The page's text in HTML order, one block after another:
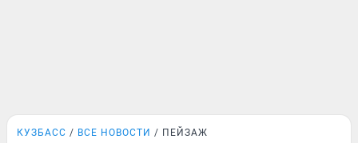
КУЗБАСС ВСЕ НОВОСТИ ПЕЙЗАЖ